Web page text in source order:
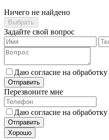
Ничего не найдено
Выбрать
Задайте свой вопрос
Даю согласие на обработку
Отправить
Перезвоните мне
Даю согласие на обработку
Отправить
Хорошо